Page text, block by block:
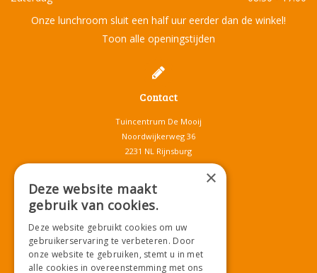
Onze lunchroom sluit een half uur eerder dan de winkel!
Toon alle openingstijden
Contact
Tuincentrum De Mooij
Noordwijkerweg 36
2231 NL Rijnsburg
T.071-4080959
info@tuincentrumdemooij.nl
Download onze App!
×
Deze website maakt
gebruik van cookies.
Deze website gebruikt cookies om uw
gebruikerservaring te verbeteren. Door
onze website te gebruiken, stemt u in met
alle cookies in overeenstemming met ons